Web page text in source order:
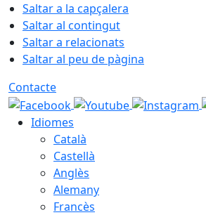
Saltar a la capçalera
Saltar al contingut
Saltar a relacionats
Saltar al peu de pàgina
Contacte
Idiomes
Català
Castellà
Anglès
Alemany
Francès